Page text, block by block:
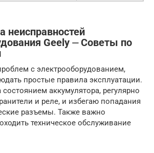
неисправностей
Geely ⏤ Советы по
с электрооборудованием,
простые правила эксплуатации.
аккумулятора, регулярно
и реле, и избегаю попадания
разъемы. Также важно
техническое обслуживание